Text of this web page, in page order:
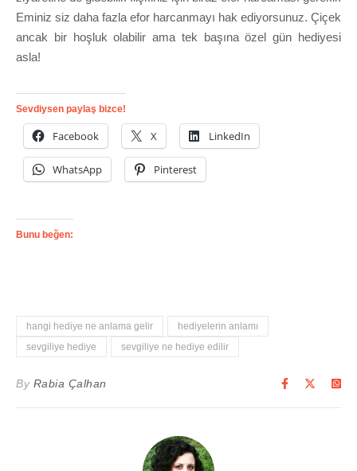
Eminiz siz daha fazla efor harcanmayı hak ediyorsunuz. Çiçek
ancak bir hoşluk olabilir ama tek başına özel gün hediyesi
asla!
Sevdiysen paylaş bizce!
Facebook X LinkedIn
WhatsApp Pinterest
Bunu beğen:
hangi hediye ne anlama gelir
hediyelerin anlamı
sevgiliye hediye
sevgiliye ne hediye edilir
By Rabia Çalhan